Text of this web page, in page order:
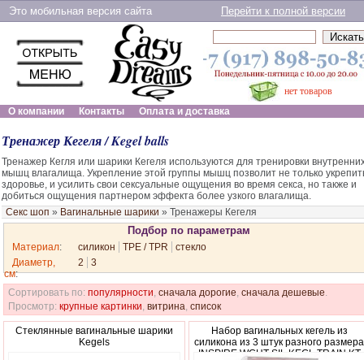
Это мобильная версия сайта Перейти к полной версии
нет товаров
О компании
Контакты Оплата и доставка
Тренажер Кегеля / Kegel balls
Тренажер Кегля или шарики Кегеля используются для тренировки
мышц влагалища. Укрепление этой группы мышц позволит не только
здоровье, и усилить свои сексуальные ощущения во время секса, но также и
добиться ощущения партнером эффекта более узкого влагалища.
Секс шоп » Вагинальные шарики » Тренажеры Кегеля
Подбор по параметрам
Материал: силикон TPE / TPR
стекло
Диаметр,
см:
2 3
Сортировать по: популярности, сначала дорогие, сначала дешевые.
Просмотр: крупные картинки, витрина, список
Стеклянные вагинальные шарики
Kegels
Набор вагинальных кегель из
силикона из 3 штук разного размера
INSPIRE WGHT SIL KEGL TRAIN KT